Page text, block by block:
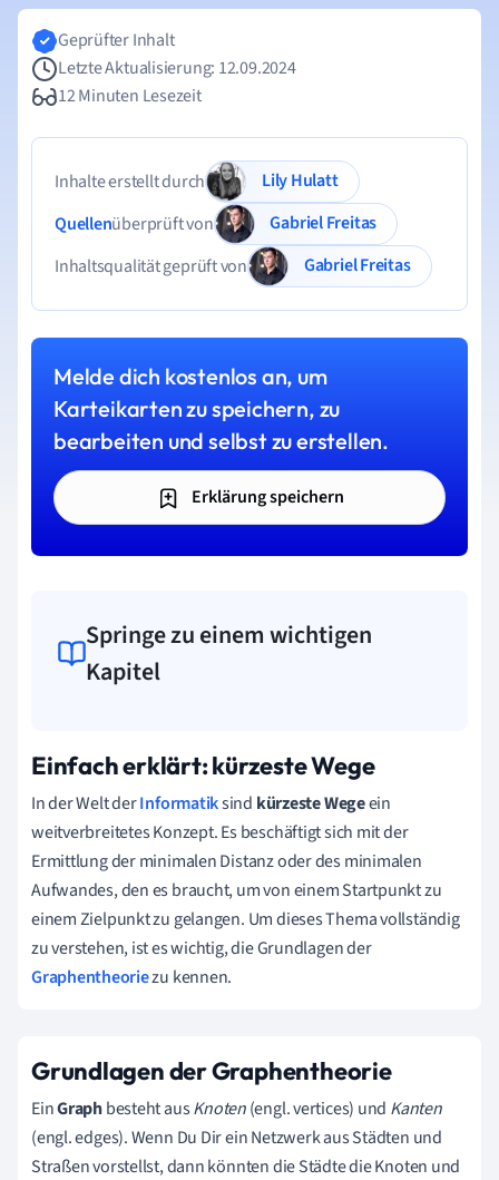
Geprüfter Inhalt
Letzte Aktualisierung: 12.09.2024
12 Minuten Lesezeit
Inhalte erstellt durch
Lily Hulatt
Quellenüberprüft von
Gabriel Freitas
Inhaltsqualität geprüft von
Gabriel Freitas
Melde dich kostenlos an, um
Karteikarten zu speichern, zu
bearbeiten und selbst zu erstellen.
Erklärung speichern
Springe zu einem wichtigen
Kapitel
Einfach erklärt: kürzeste Wege
In der Welt derInformatiksind kürzeste Wegeein
weitverbreitetes Konzept. Es beschäftigt sich mit der
Ermittlung der minimalen Distanz oder des minimalen
Aufwandes, den es braucht, um von einem Startpunkt zu
einem Zielpunkt zu gelangen. Um dieses Thema vollständig
zu verstehen, ist es wichtig, die Grundlagen der
Graphentheoriezu kennen.
Grundlagen der Graphentheorie
EinGraphbesteht ausKnoten(engl. vertices) und Kanten
(engl. edges). Wenn Du Dir ein Netzwerk aus Städten und
Straßen vorstellst, dann könnten die Städte die Knoten und